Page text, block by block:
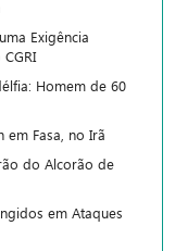
Exigência
Homem de 60
em Fasa, no Irã
do Alcorão de
em Ataques